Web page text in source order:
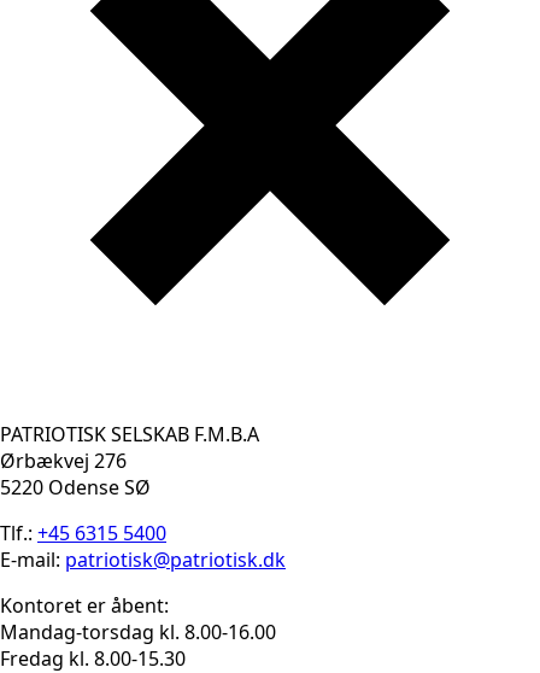
PATRIOTISK SELSKAB F.M.B.A
Ørbækvej 276
5220 Odense SØ
Tlf.: +45 6315 5400
E-mail: patriotisk@patriotisk.dk
Kontoret er åbent:
Mandag-torsdag kl. 8.00-16.00
Fredag kl. 8.00-15.30